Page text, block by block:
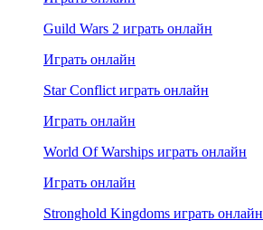
Guild Wars 2 играть онлайн
Играть онлайн
Star Conflict играть онлайн
Играть онлайн
World Of Warships играть онлайн
Играть онлайн
Stronghold Kingdoms играть онлайн